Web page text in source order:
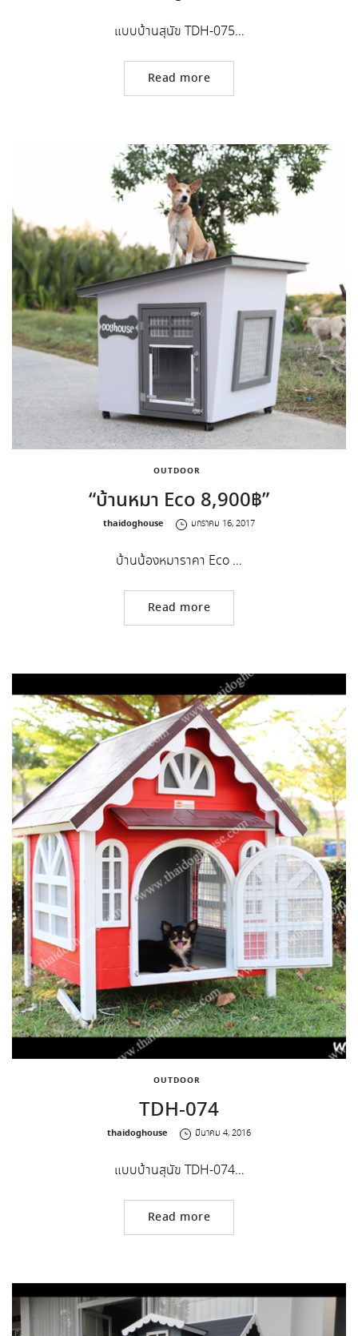
แบบบ้านสุนัข TDH-075…
Read more
OUTDOOR
“บ้านหมา Eco 8,900฿”
by
thaidoghouse มกราคม 16, 2017
บ้านน้องหมาราคา Eco …
Read more
OUTDOOR
TDH-074
by
thaidoghouse มีนาคม 4, 2016
แบบบ้านสุนัข TDH-074…
Read more